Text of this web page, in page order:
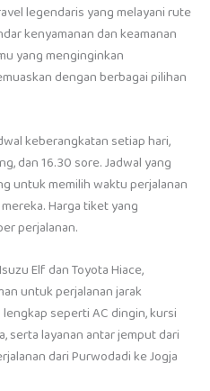
legendaris yang melayani rute
kenyamanan dan keamanan
yang menginginkan
dengan berbagai pilihan
keberangkatan setiap hari,
dan 16.30 sore. Jadwal yang
untuk memilih waktu perjalanan
Harga tiket yang
perjalanan.
Elf dan Toyota Hiace,
untuk perjalanan jarak
seperti AC dingin, kursi
serta layanan antar jemput dari
dari Purwodadi ke Jogja